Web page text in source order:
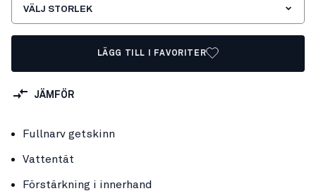
VÄLJ STORLEK
LÄGG TILL I FAVORITER
JÄMFÖR
Fullnarv getskinn
Vattentät
Förstärkning i innerhand